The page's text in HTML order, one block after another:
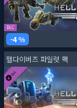
DLC
4 %
헬다이버즈 파일럿 팩